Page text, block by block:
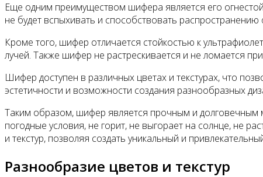
Еще одним преимуществом шифера является его
не будет вспыхивать и способствовать распространению
Кроме того, шифер отличается стойкостью к
лучей. Также шифер не растрескивается и не ломается
Шифер доступен в различных цветах и текстурах, что
эстетичности и возможности создания разнообразных
Таким образом, шифер является прочным и долговечным
погодные условия, не горит, не выгорает на солнце, не
и текстур, позволяя создать уникальный и
Разнообразие цветов и текстур